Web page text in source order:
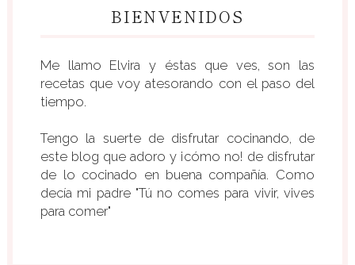
BIENVENIDOS
Me llamo Elvira y éstas que ves, son las
recetas que voy atesorando con el paso del
tiempo.
Tengo la suerte de disfrutar cocinando, de
este blog que adoro y ¡cómo no! de disfrutar
de lo cocinado en buena compañía. Como
decía mi padre "Tú no comes para vivir, vives
para comer"